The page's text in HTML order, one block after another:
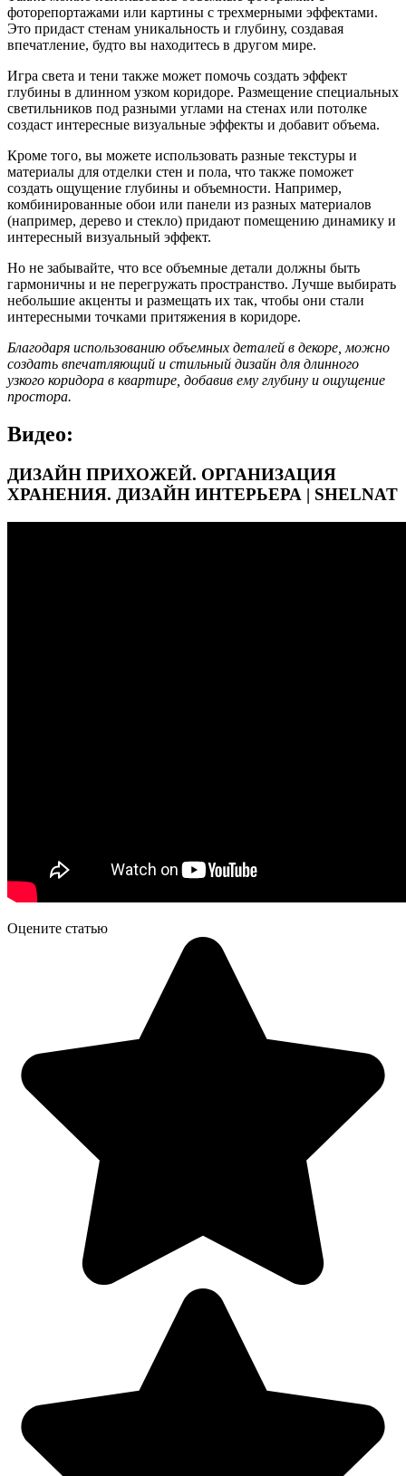
фоторепортажами или картины с трехмерными эффектами.
Это придаст стенам уникальность и глубину, создавая
впечатление, будто вы находитесь в другом мире.
Игра света и тени также может помочь создать эффект
глубины в длинном узком коридоре. Размещение специальных
светильников под разными углами на стенах или потолке
создаст интересные визуальные эффекты и добавит объема.
Кроме того, вы можете использовать разные текстуры и
материалы для отделки стен и пола, что также поможет
создать ощущение глубины и объемности. Например,
комбинированные обои или панели из разных материалов
(например, дерево и стекло) придают помещению динамику и
интересный визуальный эффект.
Но не забывайте, что все объемные детали должны быть
гармоничны и не перегружать пространство. Лучше выбирать
небольшие акценты и размещать их так, чтобы они стали
интересными точками притяжения в коридоре.
Благодаря использованию объемных деталей в декоре, можно
создать впечатляющий и стильный дизайн для длинного
узкого коридора в квартире, добавив ему глубину и ощущение
простора.
Видео:
ДИЗАЙН ПРИХОЖЕЙ. ОРГАНИЗАЦИЯ
ХРАНЕНИЯ. ДИЗАЙН ИНТЕРЬЕРА | SHELNAT
Оцените статью